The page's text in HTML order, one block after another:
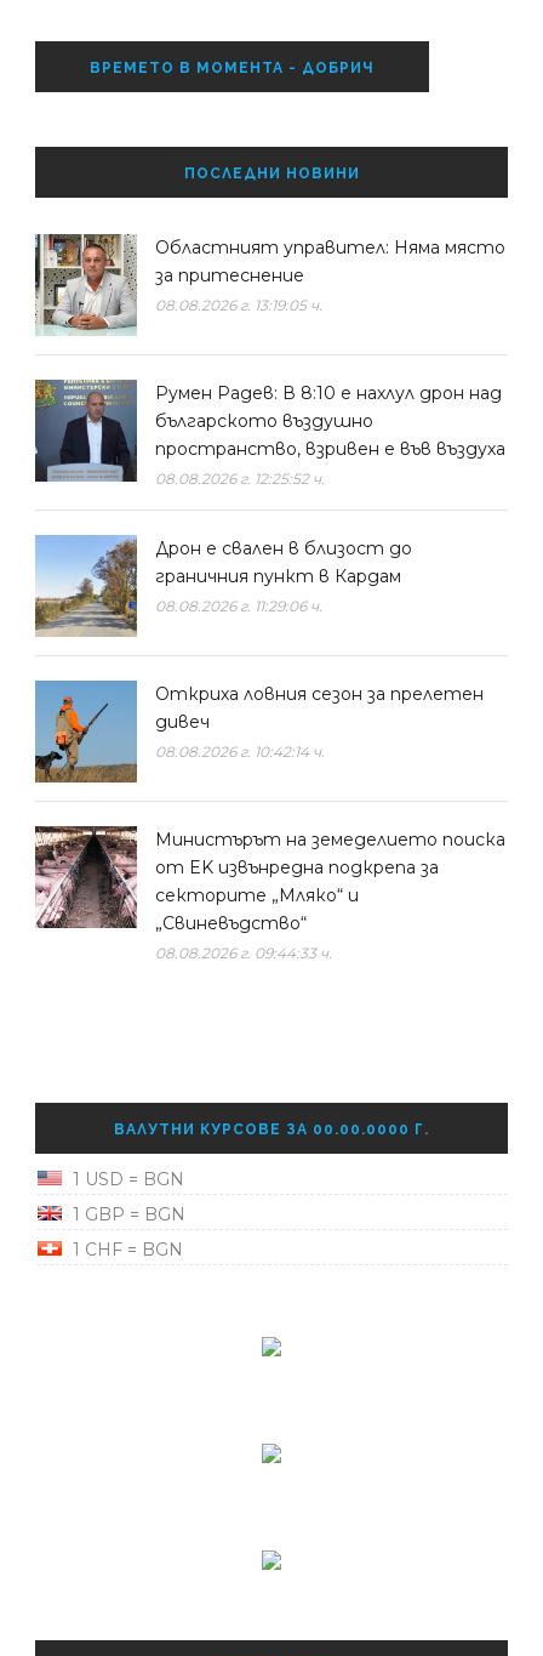
ВРЕМЕТО В МОМЕНТА - ДОБРИЧ
ПОСЛЕДНИ НОВИНИ
Областният управител: Няма място
за притеснение
08.08.2026 г. 13:19:05 ч.
Румен Радев: В 8:10 е нахлул дрон над
българското въздушно
пространство, взривен е във въздуха
08.08.2026 г. 12:25:52 ч.
Дрон е свален в близост до
граничния пункт в Кардам
08.08.2026 г. 11:29:06 ч.
Откриха ловния сезон за прелетен
дивеч
08.08.2026 г. 10:42:14 ч.
Министърът на земеделието поиска
от EK извънредна подкрепа за
секторите „Мляко“ и
„Свиневъдство“
08.08.2026 г. 09:44:33 ч.
ВАЛУТНИ КУРСОВЕ ЗА 00.00.0000 Г.
1 USD = BGN
1 GBP = BGN
1 CHF = BGN